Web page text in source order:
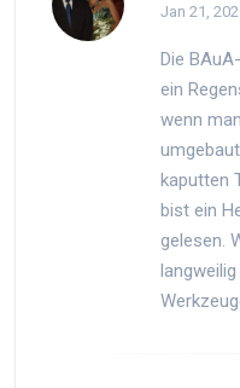
Jan 21,
Die
ein
wenn
kaputten
bist ein
gelesen.